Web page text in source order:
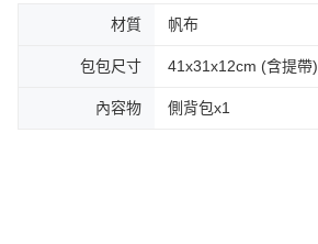
材質 帆布
包包尺寸 41x31x12cm (含提帶)
內容物 側背包x1